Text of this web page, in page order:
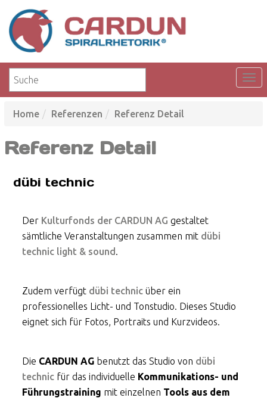
Home Referenzen Referenz Detail
Referenz Detail
dübi technic
Der Kulturfonds der CARDUN AG gestaltet
sämtliche Veranstaltungen zusammen mit dübi
technic light & sound.
Zudem verfügt dübi technic über ein
professionelles Licht- und Tonstudio. Dieses Studio
eignet sich für Fotos, Portraits und Kurzvideos.
Die CARDUN AG benutzt das Studio von dübi
technic für das individuelle Kommunikations- und
Führungstraining mit einzelnen Tools aus dem